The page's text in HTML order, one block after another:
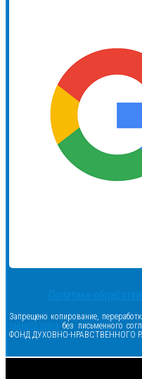
Политика
Запрещено копирование,
данного сайта без письменного
ФОНД ДУХОВНО-НРАВСТВЕННОГО